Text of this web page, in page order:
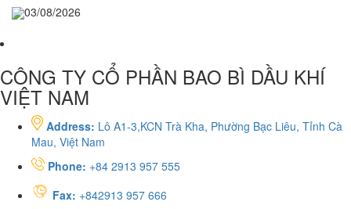
03/08/2026
CÔNG TY CỔ PHẦN BAO BÌ DẦU KHÍ
VIỆT NAM
Address: Lô A1-3,KCN Trà Kha, Phường Bạc Liêu, Tỉnh Cà
Mau, Việt Nam
Phone: +84 2913 957 555
Fax: +842913 957 666